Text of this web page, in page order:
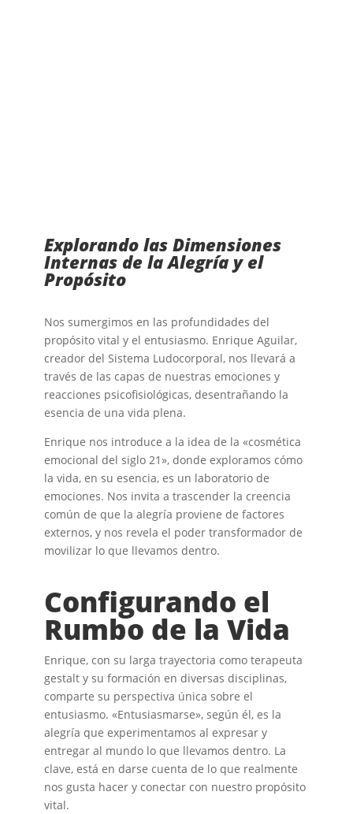
Explorando las Dimensiones
Internas de la Alegría y el
Propósito
Nos sumergimos en las profundidades del
propósito vital y el entusiasmo. Enrique Aguilar,
creador del Sistema Ludocorporal, nos llevará a
través de las capas de nuestras emociones y
reacciones psicofisiológicas, desentrañando la
esencia de una vida plena.
Enrique nos introduce a la idea de la «cosmética
emocional del siglo 21», donde exploramos cómo
la vida, en su esencia, es un laboratorio de
emociones. Nos invita a trascender la creencia
común de que la alegría proviene de factores
externos, y nos revela el poder transformador de
movilizar lo que llevamos dentro.
Configurando el
Rumbo de la Vida
Enrique, con su larga trayectoria como terapeuta
gestalt y su formación en diversas disciplinas,
comparte su perspectiva única sobre el
entusiasmo. «Entusiasmarse», según él, es la
alegría que experimentamos al expresar y
entregar al mundo lo que llevamos dentro. La
clave, está en darse cuenta de lo que realmente
nos gusta hacer y conectar con nuestro propósito
vital.